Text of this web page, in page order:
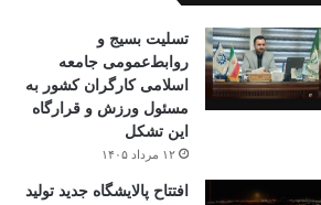
تسلیت بسیج و
روابط‌عمومی جامعه
اسلامی کارگران کشور به
مسئول ورزش و قرارگاه
این تشکل
۱۲ مرداد ۱۴۰۵
افتتاح ‌پالایشگاه جدید تولید